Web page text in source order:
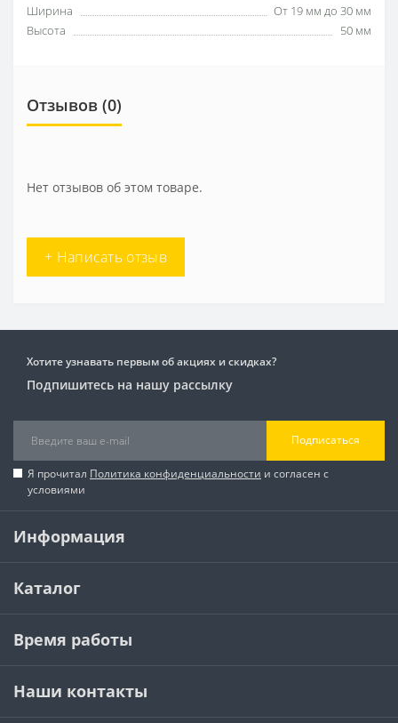
Ширина
От 19 мм до 30 мм
Высота
50 мм
Отзывов (0)
Нет отзывов об этом товаре.
+ Написать отзыв
Хотите узнавать первым об акциях и скидках?
Подпишитесь на нашу рассылку
Подписаться
Я прочитал Политика конфиденциальности и согласен с
условиями
Информация
Каталог
Время работы
Наши контакты